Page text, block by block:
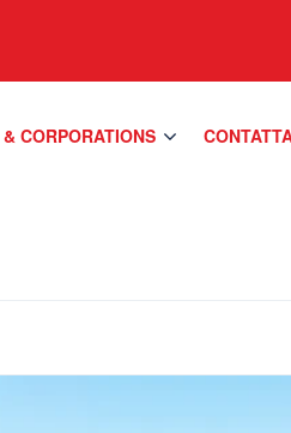
CORPORATIONS